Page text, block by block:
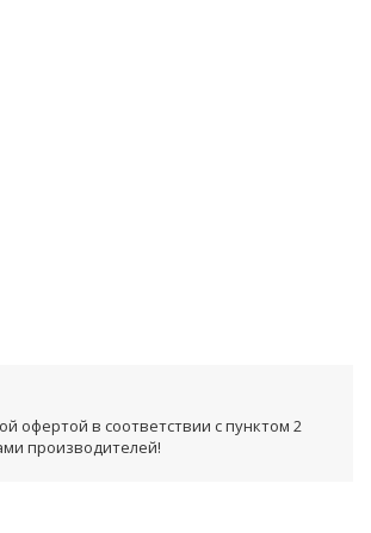
офертой в соответствии с пунктом 2
производителей!